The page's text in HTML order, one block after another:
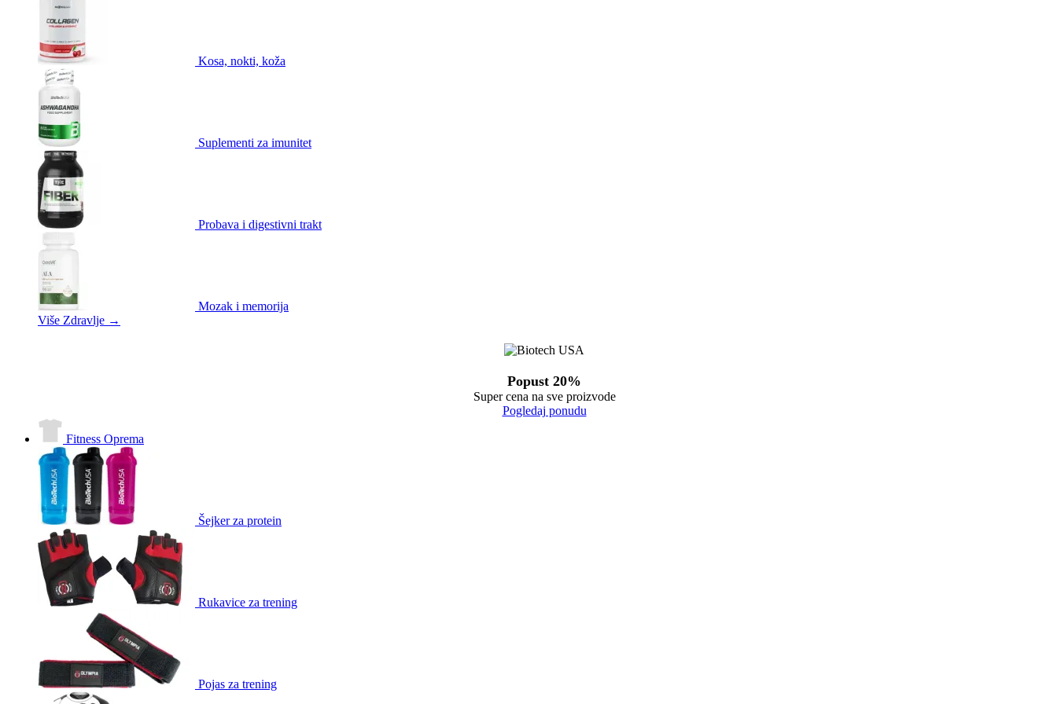
Kosa, nokti, koža
Suplementi za imunitet
Probava i digestivni trakt
Mozak i memorija
Više Zdravlje →
Popust 20%
Super cena na sve proizvode
Pogledaj ponudu
Fitness Oprema
Šejker za protein
Rukavice za trening
Pojas za trening